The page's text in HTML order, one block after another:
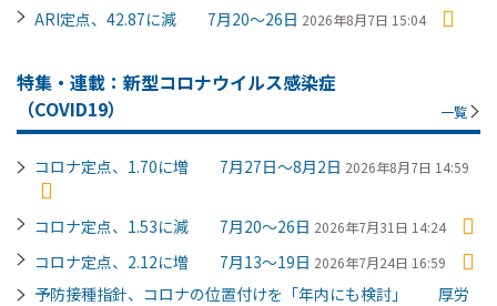
ARI定点、42.87に減 7月20～26日 2026年8月7日 15:04
特集・連載：新型コロナウイルス感染症
（COVID19）
一覧
コロナ定点、1.70に増 7月27日～8月2日 2026年8月7日 14:59
コロナ定点、1.53に減 7月20～26日 2026年7月31日 14:24
コロナ定点、2.12に増 7月13～19日 2026年7月24日 16:59
予防接種指針、コロナの位置付けを「年内にも検討」 厚労